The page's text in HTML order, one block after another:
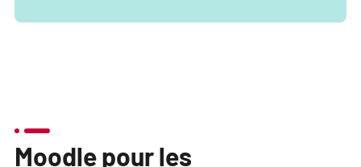
Moodle pour les